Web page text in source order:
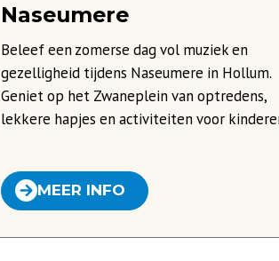
Naseumere
Beleef een zomerse dag vol muziek en
gezelligheid tijdens Naseumere in Hollum.
Geniet op het Zwaneplein van optredens,
lekkere hapjes en activiteiten voor
MEER INFO